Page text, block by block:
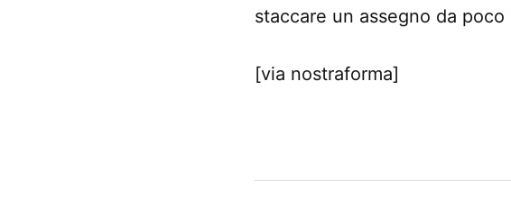
staccare un assegno da
[via nostraforma]